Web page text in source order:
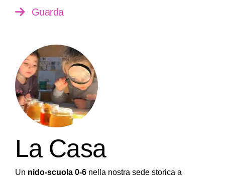
Guarda
La Casa
Un nido-scuola 0-6 nella nostra sede storica a